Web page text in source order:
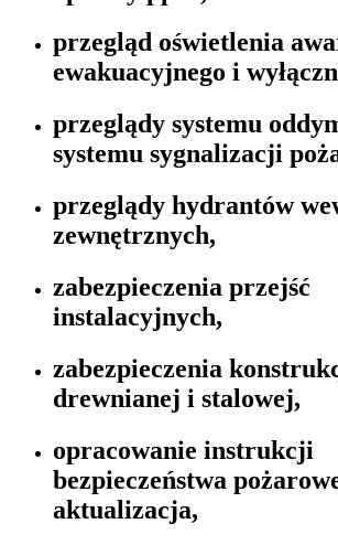
przegląd oświetlenia
ewakuacyjnego i
przeglądy systemu
systemu sygnalizacji
przeglądy hydrantów
zewnętrznych,
zabezpieczenia przejść
instalacyjnych,
zabezpieczenia
drewnianej i stalowej,
opracowanie instrukcji
bezpieczeństwa
aktualizacja,